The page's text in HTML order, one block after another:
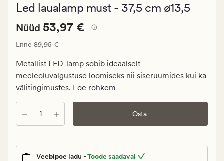
keskmise
hinnanguga
Led laualamp must - 37,5 cm ø13,5
Nåværende
53,97
€.
Vanlig
pris_ee
Nåværende pris_ee
Nüüd 53,97 €
Vanlig pris_ee
Enne89,95 €
Metallist LED-lamp sobib ideaalselt
meeleoluvalgustuse loomiseks nii siseruumides kui ka
välitingimustes. Loe rohkem
Kogus Osta
Veebipoe ladu -Toode saadaval